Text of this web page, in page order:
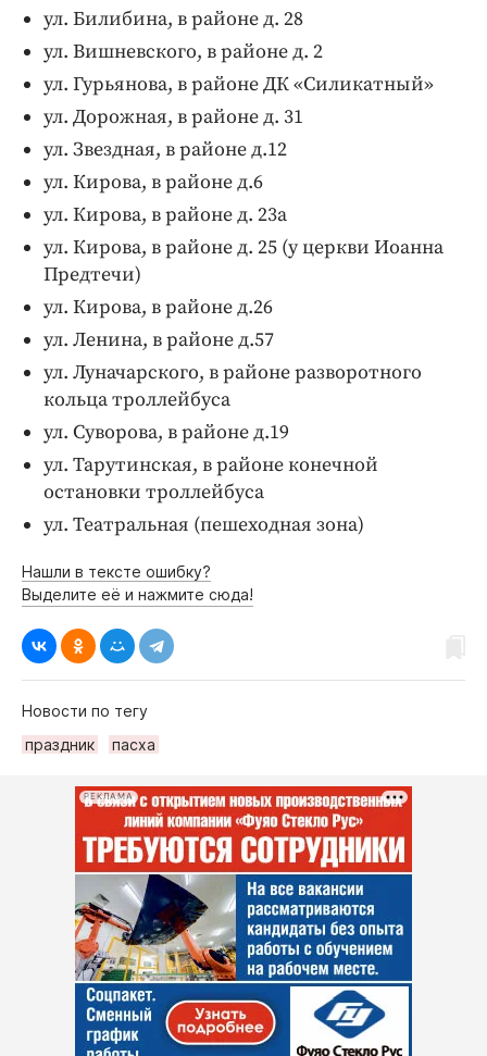
ул. Билибина, в районе д. 28
ул. Вишневского, в районе д. 2
ул. Гурьянова, в районе ДК «Силикатный»
ул. Дорожная, в районе д. 31
ул. Звездная, в районе д.12
ул. Кирова, в районе д.6
ул. Кирова, в районе д. 23а
ул. Кирова, в районе д. 25 (у церкви Иоанна
Предтечи)
ул. Кирова, в районе д.26
ул. Ленина, в районе д.57
ул. Луначарского, в районе разворотного
кольца троллейбуса
ул. Суворова, в районе д.19
ул. Тарутинская, в районе конечной
остановки троллейбуса
ул. Театральная (пешеходная зона)
Нашли в тексте ошибку?
Выделите её и нажмите сюда!
Новости по тегу
праздник
пасха
РЕКЛАМА